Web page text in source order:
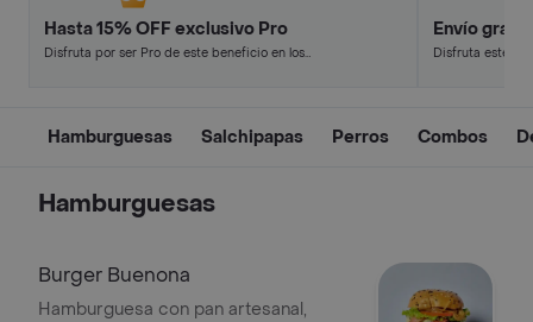
Hasta 15% OFF exclusivo Pro
Disfruta por ser Pro de este beneficio en los
Envío
Disfruta este
Hamburguesas Salchipapas Perros Combos
Hamburguesas
Burger Buenona
Hamburguesa con pan artesanal,